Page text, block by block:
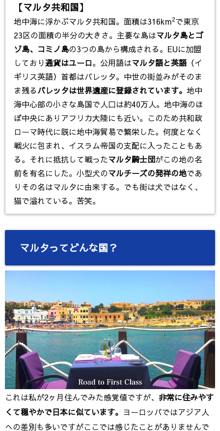
【マルタ共和国】
地中海に浮かぶマルタ共和国。面積は316km2で東京
23区の面積の半分の大きさ。主要な島はマルタ島とゴ
ゾ島、コミノ島の3つの島から構成される。EUに加盟
しており通貨はユーロ。公用語はマルタ語と英語 （イ
ギリス英語）首都はバレッタ。中世の街並みがそのま
ま残るバレッタは世界遺産に登録されています。地中
海中心部の小さな島国で人口は約40万人。地中海のほ
ぼ中央にありアフリカ大陸にも近い。このため共和政
ローマ時代に既に地中海貿易で繁栄した。何度となく
戦火に包まれ、イスラム帝国の支配に入ったこともあ
る。それに抵抗して戦ったマルタ騎士団がこの地の名
前を有名にした。小型犬のマルチーズの発祥の地であ
りその名はマルタに由来する。でも街は犬ではなく、
猫で溢れている。苦笑。
マルタってどんな国？
これは私が2ヶ月住んでみた感覚値ですが、 非常に住みやす
くて穏やかで日本に似ています。 ヨーロッパではアジア人
への差別も多いですがここでは感じたことがありませんで